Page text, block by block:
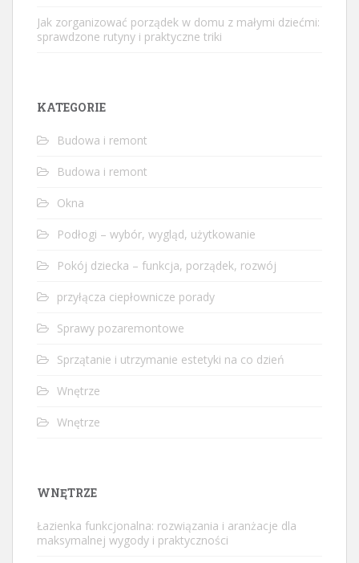
Jak zorganizować porządek w domu z małymi dziećmi:
sprawdzone rutyny i praktyczne triki
KATEGORIE
Budowa i remont
Budowa i remont
Okna
Podłogi – wybór, wygląd, użytkowanie
Pokój dziecka – funkcja, porządek, rozwój
przyłącza ciepłownicze porady
Sprawy pozaremontowe
Sprzątanie i utrzymanie estetyki na co dzień
Wnętrze
Wnętrze
WNĘTRZE
Łazienka funkcjonalna: rozwiązania i aranżacje dla
maksymalnej wygody i praktyczności